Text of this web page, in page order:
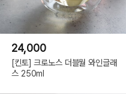
24,000
[킨토] 크로노스 더블월 와인글래
스 250ml